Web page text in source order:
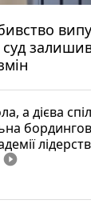
суд
а дієва
play_circle_filled